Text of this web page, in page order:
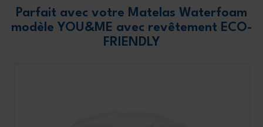
Parfait avec votre Matelas Waterfoam
modèle YOU&ME avec revêtement ECO-
FRIENDLY